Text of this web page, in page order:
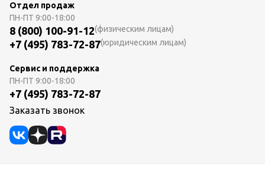
Отдел продаж
ПН-ПТ 9:00-18:00
8 (800) 100-91-12(физическим лицам)
+7 (495) 783-72-87(юридическим лицам)
Сервис и поддержка
ПН-ПТ 9:00-18:00
+7 (495) 783-72-87
Заказать звонок